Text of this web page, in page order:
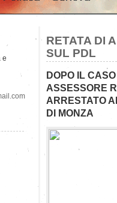
RETATA DI
SUL PDL
DOPO IL
ASSESSORE
ARRESTATO
DI MONZA
e